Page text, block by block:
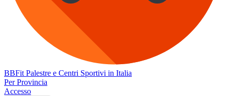
BBFit Palestre e Centri Sportivi in Italia
Per Provincia
Accesso